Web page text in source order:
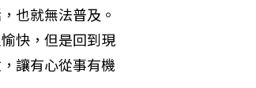
也就無法普及。
快，但是回到現
讓有心從事有機